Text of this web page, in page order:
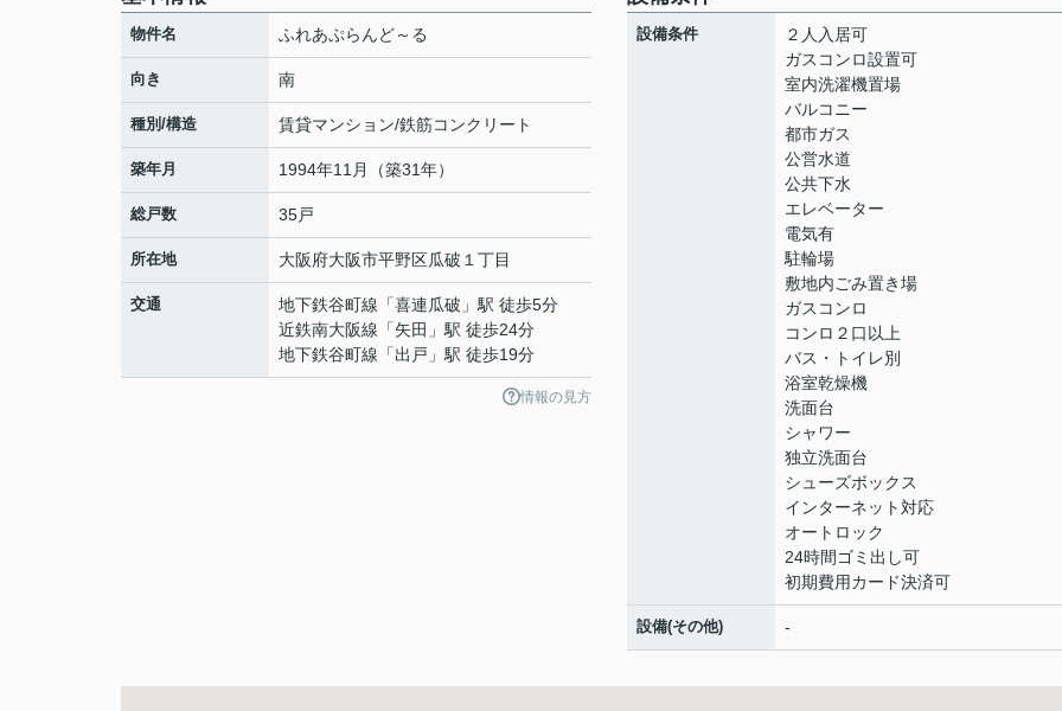
物件名 ふれあぷらんど～る
向き 南
種別/構造 賃貸マンション/鉄筋コンクリート
築年月 1994年11月（築31年）
総戸数 35戸
所在地 大阪府大阪市平野区瓜破 １丁目
交通 地下鉄谷町線 「喜連瓜破 」駅 徒歩5分
近鉄南大阪線 「矢田 」駅 徒歩24分
地下鉄谷町線 「出戸 」駅 徒歩19分
情報の見方
設備条件
２人入居可
ガスコンロ設置可
室内洗濯機置場
バルコニー
都市ガス
公営水道
公共下水
エレベーター
電気有
駐輪場
敷地内ごみ置き場
ガスコンロ
コンロ２口以上
バス・トイレ別
浴室乾燥機
洗面台
シャワー
独立洗面台
シューズボックス
インターネット対応
オートロック
24時間ゴミ出し可
初期費用カード決済可
設備(その他) -